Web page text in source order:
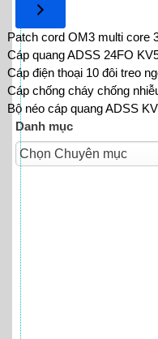
category
Patch cord OM3 multi core
Cáp quang ADSS 24FO
Cáp điện thoại 10 đôi treo
Cáp chống cháy chống
Bộ néo cáp quang ADSS
Danh mục